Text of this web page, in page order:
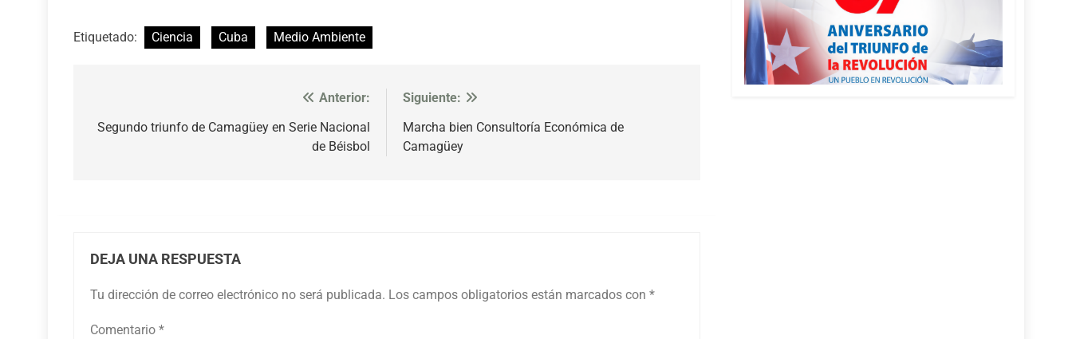
Etiquetado: Ciencia Cuba Medio Ambiente
de
Anterior:
Segundo triunfo de Camagüey en Serie Nacional
de Béisbol
Siguiente:
Marcha bien Consultoría Económica de
Camagüey
DEJA UNA RESPUESTA
Tu dirección de correo electrónico no será publicada. Los campos obligatorios están marcados con *
Comentario *